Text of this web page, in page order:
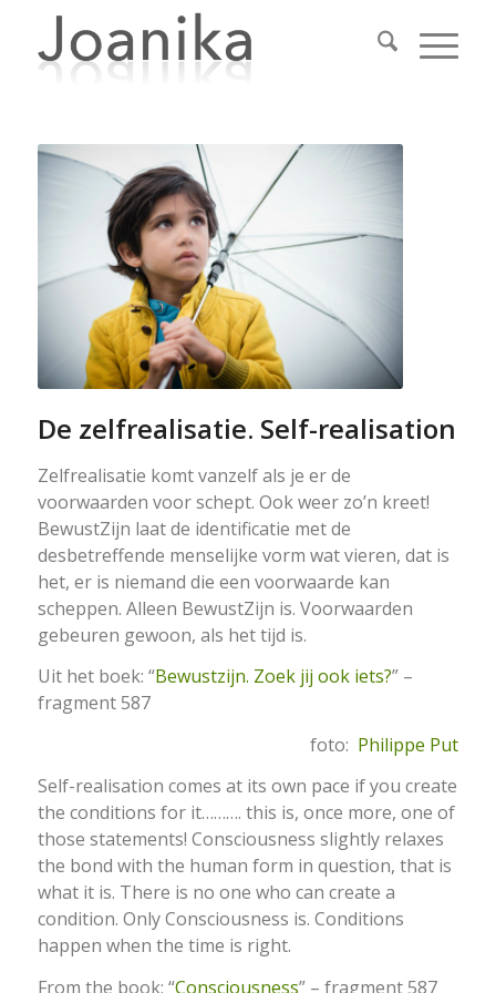
De zelfrealisatie. Self-realisation
Zelfrealisatie komt vanzelf als je er de
voorwaarden voor schept. Ook weer zo’n kreet!
BewustZijn laat de identificatie met de
desbetreffende menselijke vorm wat vieren, dat is
het, er is niemand die een voorwaarde kan
scheppen. Alleen BewustZijn is. Voorwaarden
gebeuren gewoon, als het tijd is.
Uit het boek: “Bewustzijn. Zoek jij ook iets?” –
fragment 587
foto: Philippe Put
Self-realisation comes at its own pace if you create
the conditions for it………. this is, once more, one of
those statements! Consciousness slightly relaxes
the bond with the human form in question, that is
what it is. There is no one who can create a
condition. Only Consciousness is. Conditions
happen when the time is right.
From the book: “Consciousness” – fragment 587